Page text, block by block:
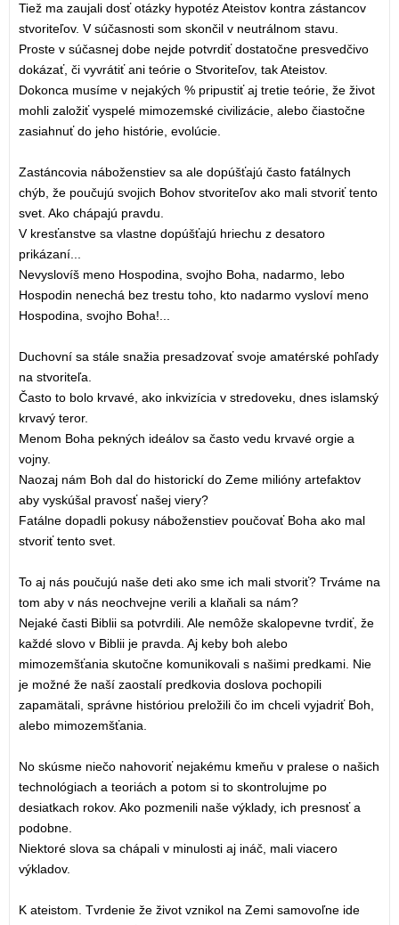
Tiež ma zaujali dosť otázky hypotéz Ateistov kontra zástancov
stvoriteľov. V súčasnosti som skončil v neutrálnom stavu.
Proste v súčasnej dobe nejde potvrdiť dostatočne presvedčivo
dokázať, či vyvrátiť ani teórie o Stvoriteľov, tak Ateistov.
Dokonca musíme v nejakých % pripustiť aj tretie teórie, že život
mohli založiť vyspelé mimozemské civilizácie, alebo čiastočne
zasiahnuť do jeho histórie, evolúcie.
Zastáncovia náboženstiev sa ale dopúšťajú často fatálnych
chýb, že poučujú svojich Bohov stvoriteľov ako mali stvoriť tento
svet. Ako chápajú pravdu.
V kresťanstve sa vlastne dopúšťajú hriechu z desatoro
prikázaní...
Nevyslovíš meno Hospodina, svojho Boha, nadarmo, lebo
Hospodin nenechá bez trestu toho, kto nadarmo vysloví meno
Hospodina, svojho Boha!...
Duchovní sa stále snažia presadzovať svoje amatérské pohľady
na stvoriteľa.
Často to bolo krvavé, ako inkvizícia v stredoveku, dnes islamský
krvavý teror.
Menom Boha pekných ideálov sa často vedu krvavé orgie a
vojny.
Naozaj nám Boh dal do historickí do Zeme milióny artefaktov
aby vyskúšal pravosť našej viery?
Fatálne dopadli pokusy náboženstiev poučovať Boha ako mal
stvoriť tento svet.
To aj nás poučujú naše deti ako sme ich mali stvoriť? Trváme na
tom aby v nás neochvejne verili a klaňali sa nám?
Nejaké časti Biblii sa potvrdili. Ale nemôže skalopevne tvrdiť, že
každé slovo v Biblii je pravda. Aj keby boh alebo
mimozemšťania skutočne komunikovali s našimi predkami. Nie
je možné že naší zaostalí predkovia doslova pochopili
zapamätali, správne históriou preložili čo im chceli vyjadriť Boh,
alebo mimozemšťania.
No skúsme niečo nahovoriť nejakému kmeňu v pralese o našich
technológiach a teoriách a potom si to skontrolujme po
desiatkach rokov. Ako pozmenili naše výklady, ich presnosť a
podobne.
Niektoré slova sa chápali v minulosti aj ináč, mali viacero
výkladov.
K ateistom. Tvrdenie že život vznikol na Zemi samovoľne ide